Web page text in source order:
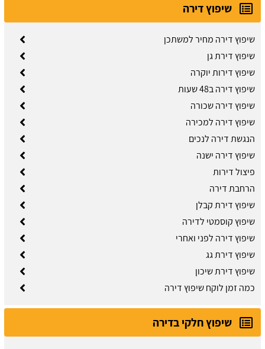
שיפוץ דירה
שיפוץ דירה מחיר למשתכן
שיפוץ דירת גן
שיפוץ דירות יוקרה
שיפוץ דירה ב48 שעות
שיפוץ דירה שכורה
​שיפוץ דירה למכירה
הנגשת דירה לנכים
שיפוץ דירה ישנה
פיצול דירות
הרחבת דירה
שיפוץ דירת קבלן
שיפוץ קוסמטי לדירה
שיפוץ דירה לפני ואחרי
שיפוץ דירת גג
שיפוץ דירת שיכון
כמה זמן לוקח שיפוץ דירה
שיפוץ חלקי בדירה